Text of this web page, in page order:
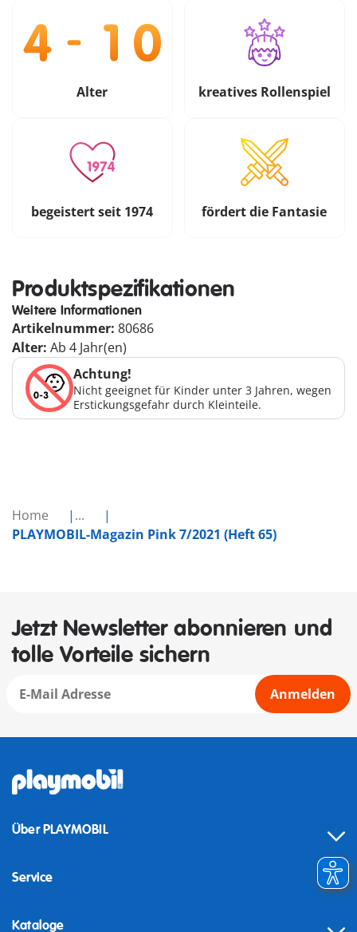
Home
...
PLAYMOBIL-Magazin Pink 7/2021 (Heft 65)
Alter kreatives Rollenspiel
begeistert seit 1974 fördert die Fantasie
Produktspezifikationen
Weitere Informationen
Artikelnummer: 80686
Alter: Ab 4 Jahr(en)
Achtung!
Nicht geeignet für Kinder unter 3 Jahren, wegen
Erstickungsgefahr durch Kleinteile.
Jetzt Newsletter abonnieren und
tolle Vorteile sichern
Anmelden
Über PLAYMOBIL
Service
Kataloge